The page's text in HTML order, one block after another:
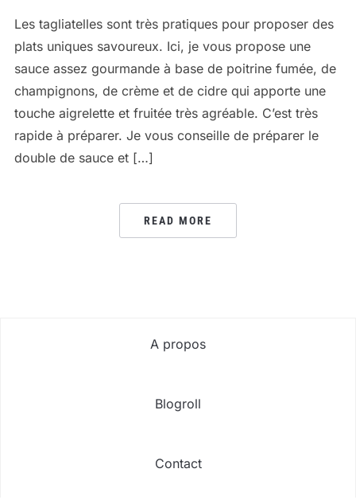
Les tagliatelles sont très pratiques pour proposer des
plats uniques savoureux. Ici, je vous propose une
sauce assez gourmande à base de poitrine fumée, de
champignons, de crème et de cidre qui apporte une
touche aigrelette et fruitée très agréable. C’est très
rapide à préparer. Je vous conseille de préparer le
double de sauce et […]
READ MORE
A propos
Blogroll
Contact